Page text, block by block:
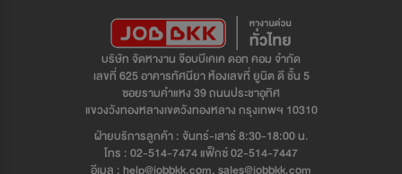
บริษัท จัดหางาน จ๊อบบีเคเค ดอท คอม จำกัด
เลขที่ 625 อาคารทัศนียา ห้องเลขที่ ยูนิต ดี ชั้น 5
ซอยรามคำแหง 39 ถนนประชาอุทิศ
แขวงวังทองหลางเขตวังทองหลาง กรุงเทพฯ 10310
ฝ่ายบริการลูกค้า : จันทร์-เสาร์ 8:30-18:00 น.
โทร : 02-514-7474 แฟ็กซ์ 02-514-7447